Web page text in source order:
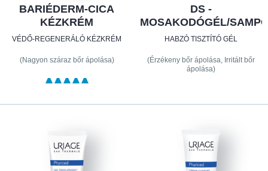
BARIÉDERM-CICA
KÉZKRÉM
VÉDŐ-REGENERÁLÓ KÉZKRÉM
(Nagyon száraz bőr ápolása)
DS -
MOSAKODÓGÉL/
HABZÓ TISZTÍTÓ GÉL
(Érzékeny bőr ápolása, Irritált bőr
ápolása)